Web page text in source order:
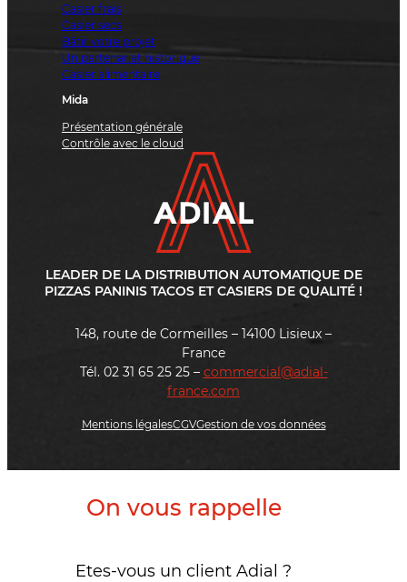
Casier frais
Casier secs
Bâtir votre projet
Un partenariat historique
Casier alimentaire
Mida
Présentation générale
Contrôle avec le cloud
LEADER DE LA DISTRIBUTION AUTOMATIQUE DE
PIZZAS PANINIS TACOS ET CASIERS DE QUALITÉ !
148, route de Cormeilles – 14100 Lisieux –
France
Tél. 02 31 65 25 25 – commercial@adial-
france.com
Mentions légalesCGVGestion de vos données
On vous rappelle
Etes-vous un client Adial ?